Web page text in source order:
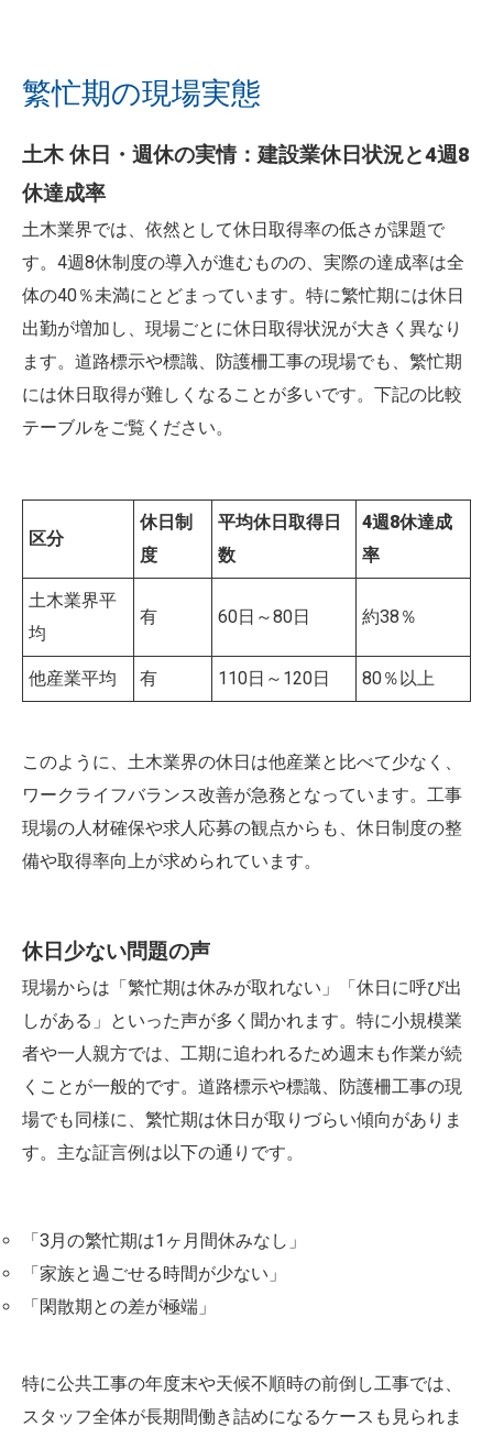
繁忙期の現場実態
土木 休日・週休の実情：建設業休日状況と4週8
休達成率
土木業界では、依然として休日取得率の低さが課題で
す。4週8休制度の導入が進むものの、実際の達成率は全
体の40％未満にとどまっています。特に繁忙期には休日
出勤が増加し、現場ごとに休日取得状況が大きく異なり
ます。道路標示や標識、防護柵工事の現場でも、繁忙期
には休日取得が難しくなることが多いです。下記の比較
テーブルをご覧ください。
区分
休日制
度
平均休日取得日
数
4週8休達成
率
土木業界平
均
有 60日～80日 約38％
他産業平均 有 110日～120日 80％以上
このように、土木業界の休日は他産業と比べて少なく、
ワークライフバランス改善が急務となっています。工事
現場の人材確保や求人応募の観点からも、休日制度の整
備や取得率向上が求められています。
休日少ない問題の声
現場からは「繁忙期は休みが取れない」「休日に呼び出
しがある」といった声が多く聞かれます。特に小規模業
者や一人親方では、工期に追われるため週末も作業が続
くことが一般的です。道路標示や標識、防護柵工事の現
場でも同様に、繁忙期は休日が取りづらい傾向がありま
す。主な証言例は以下の通りです。
「3月の繁忙期は1ヶ月間休みなし」
「家族と過ごせる時間が少ない」
「閑散期との差が極端」
特に公共工事の年度末や天候不順時の前倒し工事では、
スタッフ全体が長期間働き詰めになるケースも見られま